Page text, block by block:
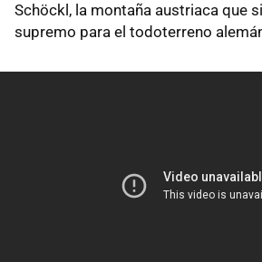
Schöckl, la montaña austriaca que
supremo para el todoterreno